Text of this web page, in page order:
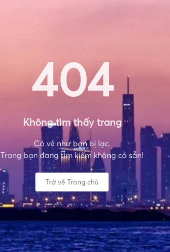
404
Không tìm thấy trang
Có vẻ như bạn bị lạc.
Trang bạn đang tìm kiếm không có sẵn!
Trở về Trang chủ